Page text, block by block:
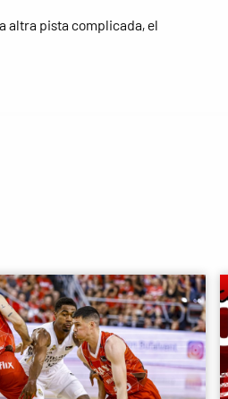
altra pista complicada, el